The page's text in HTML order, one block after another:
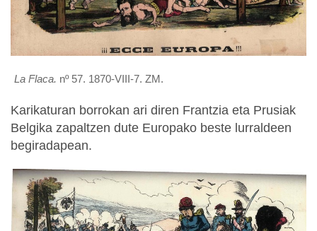
La Flaca. nº 57. 1870-VIII-7. ZM.
Karikaturan borrokan ari diren Frantzia eta Prusiak
Belgika zapaltzen dute Europako beste lurraldeen
begiradapean.